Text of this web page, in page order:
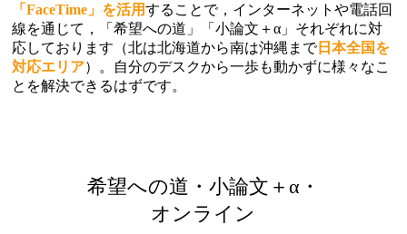
「FaceTime」を活用することで，インターネットや電話回
線を通じて，「希望への道」「小論文＋α」それぞれに対
応しております（北は北海道から南は沖縄まで日本全国を
対応エリア）。自分のデスクから一歩も動かずに様々なこ
とを解決できるはずです。
希望への道・小論文＋α・
オンライン